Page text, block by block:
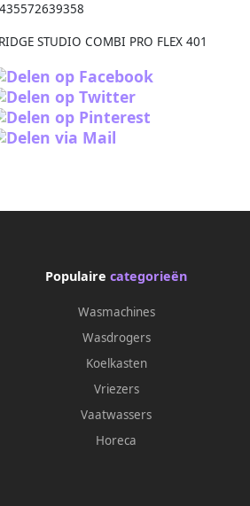
STUDIO COMBI PRO FLEX 401
Populaire categorieën
Wasmachines
Wasdrogers
Koelkasten
Vriezers
Vaatwassers
Horeca